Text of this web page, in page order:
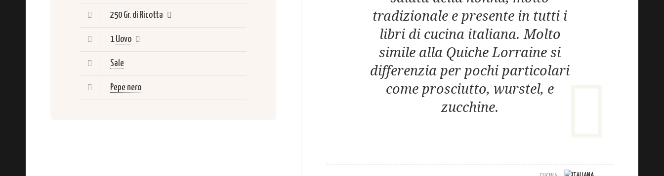
250 Gr. di Ricotta
1 Uovo
Sale
Pepe nero
tradizionale e presente in tutti i
libri di cucina italiana. Molto
simile alla Quiche Lorraine si
differenzia per pochi particolari
come prosciutto, wurstel, e
zucchine.